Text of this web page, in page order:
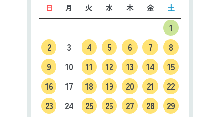
日 月 火 水 木 金 土
1
2
3 4 5 6 7
8
9
10 11 12 13 14
15
16
17 18 19 20 21
22
23
24 25 26 27 28
29